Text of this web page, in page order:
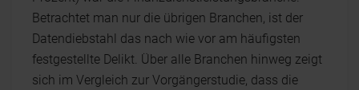
Betrachtet man nur die übrigen Branchen, ist der
Datendiebstahl das nach wie vor am häufigsten
festgestellte Delikt. Über alle Branchen hinweg zeigt
sich im Vergleich zur Vorgängerstudie, dass die